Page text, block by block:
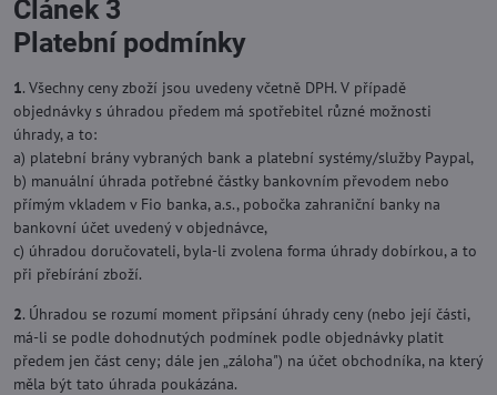
Článek 3
Platební podmínky
1. Všechny ceny zboží jsou uvedeny včetně DPH. V případě
objednávky s úhradou předem má spotřebitel různé možnosti
úhrady, a to:
a) platební brány vybraných bank a platební systémy/služby Paypal,
b) manuální úhrada potřebné částky bankovním převodem nebo
přímým vkladem v Fio banka, a.s., pobočka zahraniční banky na
bankovní účet uvedený v objednávce,
c) úhradou doručovateli, byla-li zvolena forma úhrady dobírkou, a to
při přebírání zboží.
2. Úhradou se rozumí moment připsání úhrady ceny (nebo její části,
má-li se podle dohodnutých podmínek podle objednávky platit
předem jen část ceny; dále jen „záloha") na účet obchodníka, na který
měla být tato úhrada poukázána.